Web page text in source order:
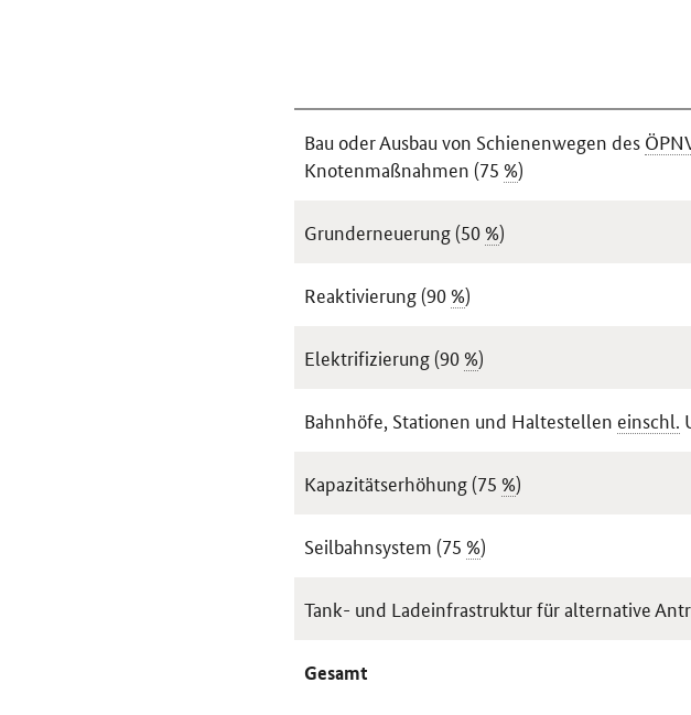
Gesamt
Bau oder Ausbau von Schienenwegen des
Knotenmaßnahmen (75 %)
Grunderneuerung (50 %)
Reaktivierung (90 %)
Elektrifizierung (90 %)
Bahnhöfe, Stationen und Haltestellen einschl.
Kapazitätserhöhung (75 %)
Seilbahnsystem (75 %)
Tank- und Ladeinfrastruktur für alternative